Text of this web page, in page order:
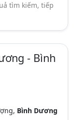
tìm kiếm, tiếp
- Bình
Bình Dương